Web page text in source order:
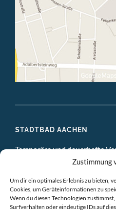
Zustimmung
Um dir ein optimales Erlebnis zu bieten,
Cookies, um Geräteinformationen zu
Wenn du diesen Technologien
Surfverhalten oder eindeutige IDs auf
STADTBAD AACHEN
Temporäre und dauerhafte
ATELIERS
EINZELBÜROS